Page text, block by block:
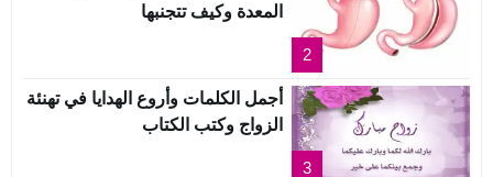
2
المعدة وكيف تتجنبها
3
أجمل الكلمات وأروع الهدايا في تهنئة
الزواج وكتب الكتاب